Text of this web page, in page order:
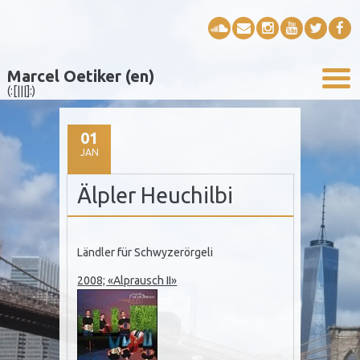
Marcel Oetiker (en)
(:[|||]:)
01
JAN
Älpler Heuchilbi
Ländler für Schwyzerörgeli
2008; «Alprausch II»